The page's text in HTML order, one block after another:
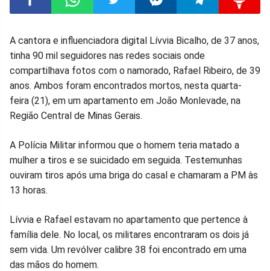
Compartilhar
no
Facebook
Compartilhar
no
Whatsapp
Compartilhar
no
Twitter
Compartilhar
no
Messenger
Compartilhar
no
Telegram
no
Gettr
A cantora e influenciadora digital Lívvia Bicalho, de 37 anos,
tinha 90 mil seguidores nas redes sociais onde
compartilhava fotos com o namorado, Rafael Ribeiro, de 39
anos. Ambos foram encontrados mortos, nesta quarta-
feira (21), em um apartamento em João Monlevade, na
Região Central de Minas Gerais.
A Polícia Militar informou que o homem teria matado a
mulher a tiros e se suicidado em seguida. Testemunhas
ouviram tiros após uma briga do casal e chamaram a PM às
13 horas.
Lívvia e Rafael estavam no apartamento que pertence à
família dele. No local, os militares encontraram os dois já
sem vida. Um revólver calibre 38 foi encontrado em uma
das mãos do homem.